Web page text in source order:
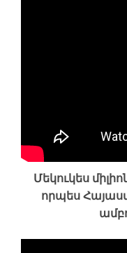
Մեկուկես
որպես